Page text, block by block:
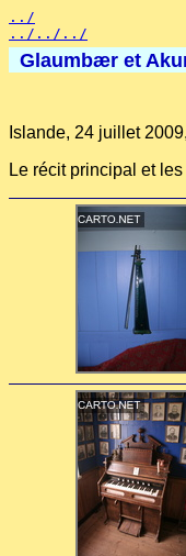
../
../../../
Glaumbær et
Islande, 24 juillet
Le récit principal et